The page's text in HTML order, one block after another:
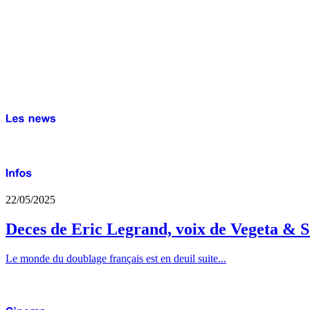
22/05/2025
Deces de Eric Legrand, voix de Vegeta &
Le monde du doublage français est en deuil suite...